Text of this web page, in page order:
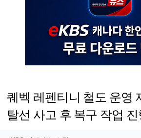
퀘벡 레펜티니 철도 운영
탈선 사고 후 복구 작업 진